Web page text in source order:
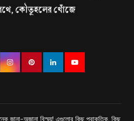
জানা-অজানা বিস্ময়! এগুলোর কিছু প্রাকৃতিক, কিছু